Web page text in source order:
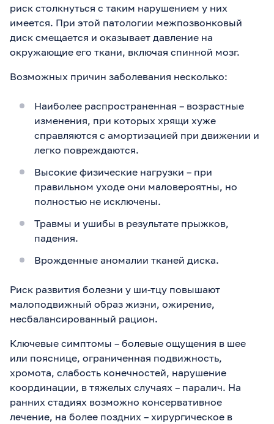
риск столкнуться с таким нарушением у них
имеется. При этой патологии межпозвонковый
диск смещается и оказывает давление на
окружающие его ткани, включая спинной мозг.
Возможных причин заболевания несколько:
Наиболее распространенная – возрастные
изменения, при которых хрящи хуже
справляются с амортизацией при движении и
легко повреждаются.
Высокие физические нагрузки – при
правильном уходе они маловероятны, но
полностью не исключены.
Травмы и ушибы в результате прыжков,
падения.
Врожденные аномалии тканей диска.
Риск развития болезни у ши-тцу повышают
малоподвижный образ жизни, ожирение,
несбалансированный рацион.
Ключевые симптомы – болевые ощущения в шее
или пояснице, ограниченная подвижность,
хромота, слабость конечностей, нарушение
координации, в тяжелых случаях – паралич. На
ранних стадиях возможно консервативное
лечение, на более поздних – хирургическое в